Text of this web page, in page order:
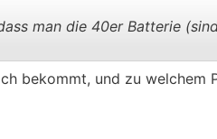
man die 40er Batterie
bekommt, und zu welchem